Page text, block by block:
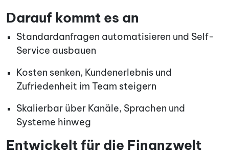
Darauf kommt es an
Standardanfragen automatisieren und Self-
Service ausbauen
Kosten senken, Kundenerlebnis und
Zufriedenheit im Team steigern
Skalierbar über Kanäle, Sprachen und
Systeme hinweg
Entwickelt für die Finanzwelt